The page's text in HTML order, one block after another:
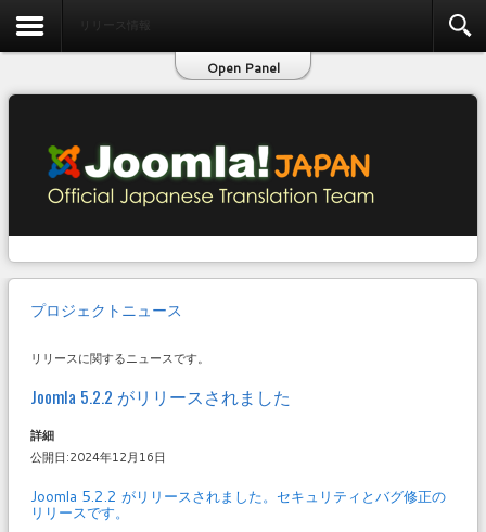
Open Panel
プロジェクトニュース
リリースに関するニュースです。
Joomla 5.2.2 がリリースされました
詳細
公開日:2024年12月16日
Joomla 5.2.2 がリリースされました。セキュリティとバグ修正の
リリースです。